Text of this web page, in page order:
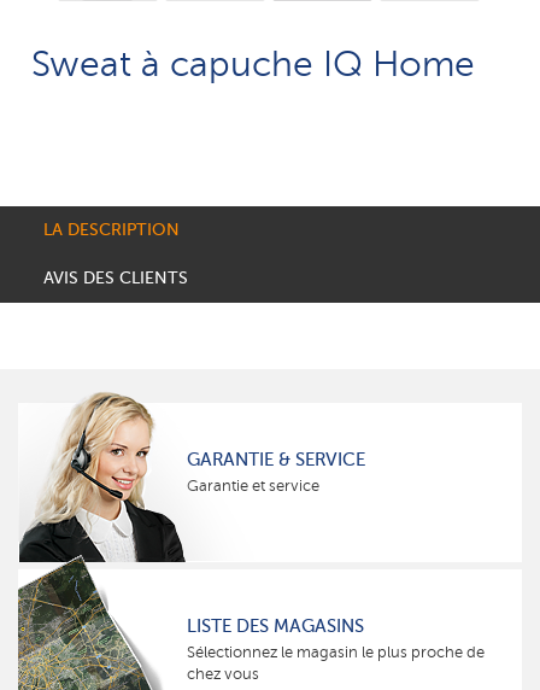
Sweat à capuche IQ Home
LA DESCRIPTION
AVIS DES CLIENTS
GARANTIE & SERVICE
Garantie et service
LISTE DES MAGASINS
Sélectionnez le magasin le plus proche de
chez vous